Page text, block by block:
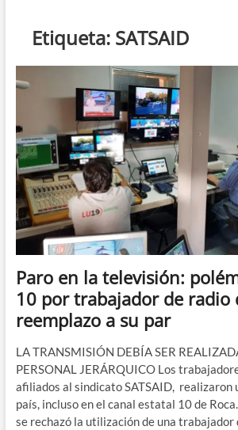
Etiqueta: SATSAID
Paro en la televisión:
10 por trabajador de radio
reemplazo a su par
LA TRANSMISIÓN DEBÍA SER
PERSONAL JERÁRQUICO Los
afiliados al sindicato SATSAID, realizaron
país, incluso en el canal estatal 10 de
se rechazó la utilización de una